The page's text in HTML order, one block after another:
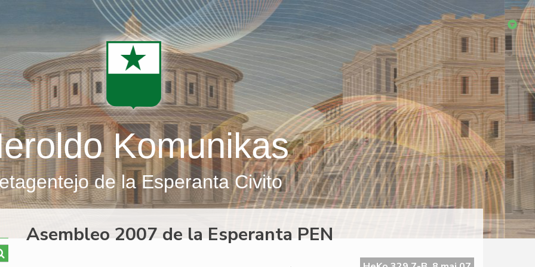
Komunikas
de la Esperanta Civito
Asembleo 2007 de la Esperanta PEN